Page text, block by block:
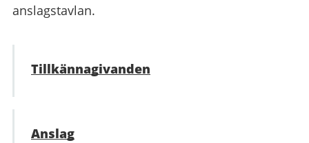
anslagstavlan.
Tillkännagivanden
Anslag